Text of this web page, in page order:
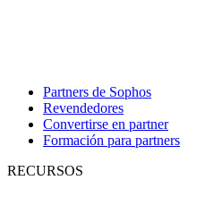
Partners de Sophos
Revendedores
Convertirse en partner
Formación para partners
RECURSOS